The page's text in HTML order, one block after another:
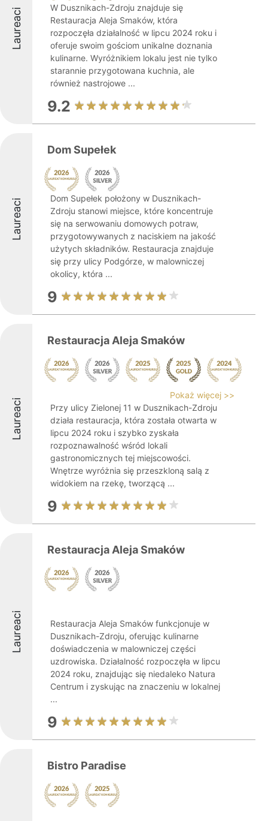
Laureaci
W Dusznikach-Zdroju znajduje się
Restauracja Aleja Smaków, która
rozpoczęła działalność w lipcu 2024 roku i
oferuje swoim gościom unikalne doznania
kulinarne. Wyróżnikiem lokalu jest nie tylko
starannie przygotowana kuchnia, ale
również nastrojowe ...
9.2
Laureaci
Dom Supełek
Dom Supełek położony w Dusznikach-
Zdroju stanowi miejsce, które koncentruje
się na serwowaniu domowych potraw,
przygotowywanych z naciskiem na jakość
użytych składników. Restauracja znajduje
się przy ulicy Podgórze, w malowniczej
okolicy, która ...
9
Laureaci
Restauracja Aleja Smaków
Pokaż więcej >>
Przy ulicy Zielonej 11 w Dusznikach-Zdroju
działa restauracja, która została otwarta w
lipcu 2024 roku i szybko zyskała
rozpoznawalność wśród lokali
gastronomicznych tej miejscowości.
Wnętrze wyróżnia się przeszkloną salą z
widokiem na rzekę, tworzącą ...
9
Laureaci
Restauracja Aleja Smaków
Restauracja Aleja Smaków funkcjonuje w
Dusznikach-Zdroju, oferując kulinarne
doświadczenia w malowniczej części
uzdrowiska. Działalność rozpoczęła w lipcu
2024 roku, znajdując się niedaleko Natura
Centrum i zyskując na znaczeniu w lokalnej
...
9
Bistro Paradise